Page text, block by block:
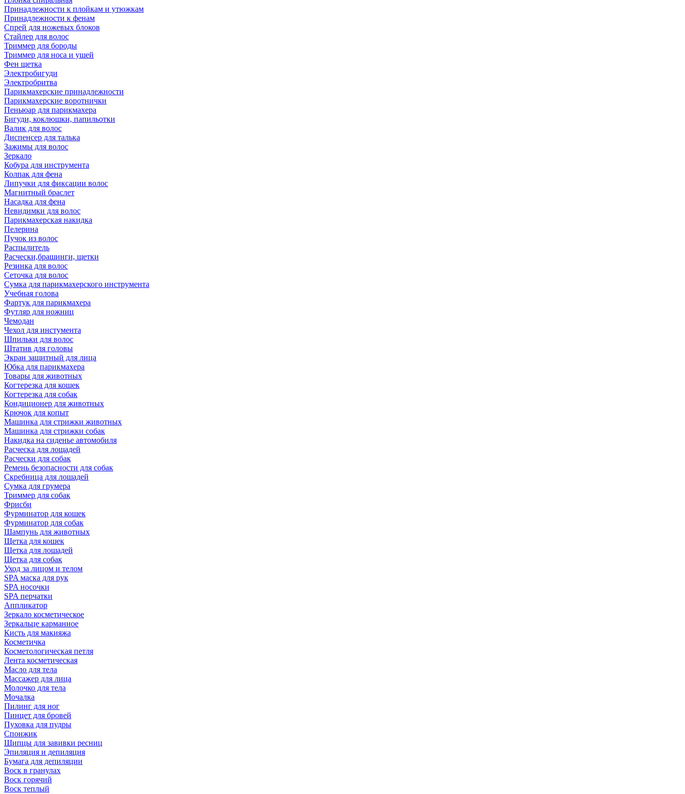
Принадлежности к плойкам и утюжкам
Принадлежности к фенам
Спрей для ножевых блоков
Стайлер для волос
Триммер для бороды
Триммер для носа и ушей
Фен щетка
Электробигуди
Электробритва
Парикмахерские принадлежности
Парикмахерские воротнички
Пеньюар для парикмахера
Бигуди, коклюшки, папильотки
Валик для волос
Диспенсер для талька
Зажимы для волос
Зеркало
Кобура для инструмента
Колпак для фена
Липучки для фиксации волос
Магнитный браслет
Насадка для фена
Невидимки для волос
Парикмахерская накидка
Пелерина
Пучок из волос
Распылитель
Расчески,брашинги, щетки
Резинка для волос
Сеточка для волос
Сумка для парикмахерского инструмента
Учебная голова
Фартук для парикмахера
Футляр для ножниц
Чемодан
Чехол для инстумента
Шпильки для волос
Штатив для головы
Экран защитный для лица
Юбка для парикмахера
Товары для животных
Когтерезка для кошек
Когтерезка для собак
Кондиционер для животных
Крючок для копыт
Машинка для стрижки животных
Машинка для стрижки собак
Накидка на сиденье автомобиля
Расческа для лощадей
Расчески для собак
Ремень безопасности для собак
Скребница для лошадей
Сумка для грумера
Триммер для собак
Фрисби
Фурминатор для кошек
Фурминатор для собак
Шампунь для животных
Щетка для кошек
Щетка для лошадей
Щетка для собак
Уход за лицом и телом
SPA маска для рук
SPA носочки
SPA перчатки
Аппликатор
Зеркало косметическое
Зеркальце карманное
Кисть для макияжа
Косметичка
Косметологическая петля
Лента косметическая
Масло для тела
Массажер для лица
Молочко для тела
Мочалка
Пилинг для ног
Пинцет для бровей
Пуховка для пудры
Спонжик
Щипцы для завивки ресниц
Эпиляция и депиляция
Бумага для депиляции
Воск в гранулах
Воск горячий
Воск теплый